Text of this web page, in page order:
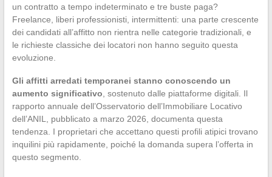
un contratto a tempo indeterminato e tre buste paga?
Freelance, liberi professionisti, intermittenti: una parte crescente
dei candidati all’affitto non rientra nelle categorie tradizionali, e
le richieste classiche dei locatori non hanno seguito questa
evoluzione.
Gli affitti arredati temporanei stanno conoscendo un
aumento significativo , sostenuto dalle piattaforme digitali. Il
rapporto annuale dell’Osservatorio dell’Immobiliare Locativo
dell’ANIL, pubblicato a marzo 2026, documenta questa
tendenza. I proprietari che accettano questi profili atipici trovano
inquilini più rapidamente, poiché la domanda supera l’offerta in
questo segmento.